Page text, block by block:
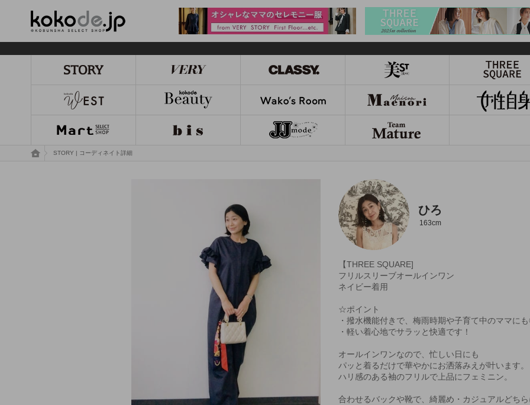
トップページ
STORY | コーディネイト詳細
ひろ
163cm
【THREE SQUARE]
フリルスリーブオールインワン
ネイビー着用
☆ポイント
・撥水機能付きで、梅雨時期や子育て中のママに
・軽い着心地でサラッと快適です！
オールインワンなので、忙しい日にも
パッと着るだけで華やかにお洒落みえが叶います。
ハリ感のある袖のフリルで上品にフェミニン。
合わせるバックや靴で、綺麗め・カジュアルどち